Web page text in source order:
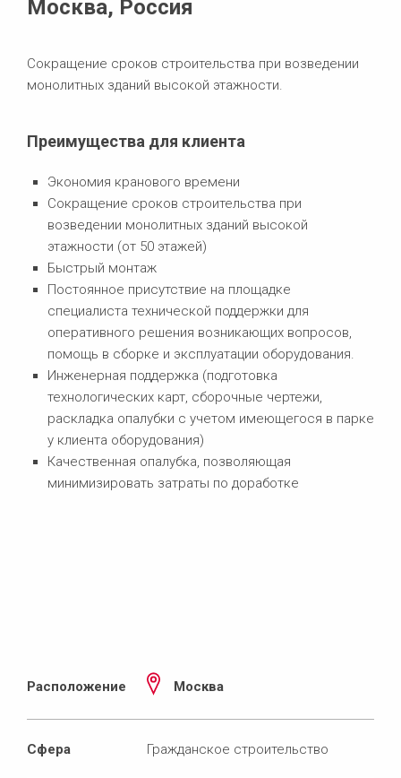
Москва, Россия
Сокращение сроков строительства при возведении
монолитных зданий высокой этажности.
Преимущества для клиента
Экономия кранового времени
Сокращение сроков строительства при
возведении монолитных зданий высокой
этажности (от 50 этажей)
Быстрый монтаж
Постоянное присутствие на площадке
специалиста технической поддержки для
оперативного решения возникающих вопросов,
помощь в сборке и эксплуатации оборудования.
Инженерная поддержка (подготовка
технологических карт, сборочные чертежи,
раскладка опалубки с учетом имеющегося в парке
у клиента оборудования)
Качественная опалубка, позволяющая
минимизировать затраты по доработке
Расположение Москва
Сфера Гражданское строительство